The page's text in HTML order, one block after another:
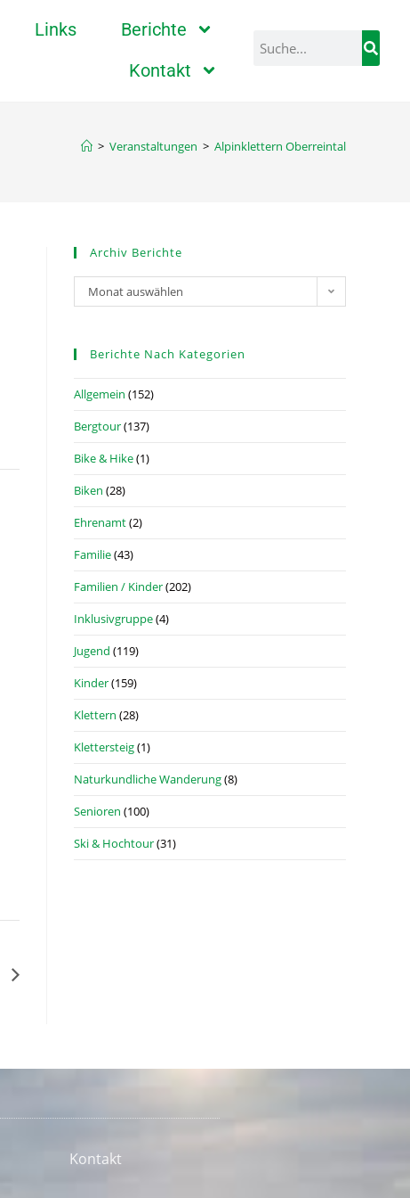
Links
Berichte
Kontakt
> Veranstaltungen > Alpinklettern Oberreintal
Archiv Berichte
Monat auswählen
Berichte Nach Kategorien
Allgemein (152)
Bergtour(137)
Bike & Hike(1)
Biken (28)
Ehrenamt(2)
Familie(43)
Familien / Kinder(202)
Inklusivgruppe(4)
Jugend (119)
Kinder(159)
Klettern (28)
Klettersteig(1)
Naturkundliche Wanderung(8)
Senioren (100)
Ski & Hochtour(31)
Kontakt